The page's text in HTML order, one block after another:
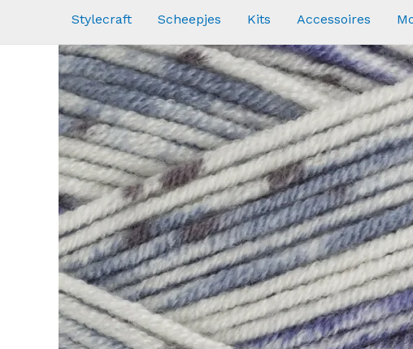
Stylecraft Scheepjes Kits Accessoires